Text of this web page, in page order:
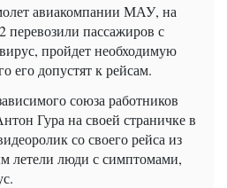
авиакомпании МАУ, на
перевозили пассажиров с
пройдет необходимую
его допустят к рейсам.
союза работников
Гура на своей страничке в
со своего рейса из
летели люди с симптомами,